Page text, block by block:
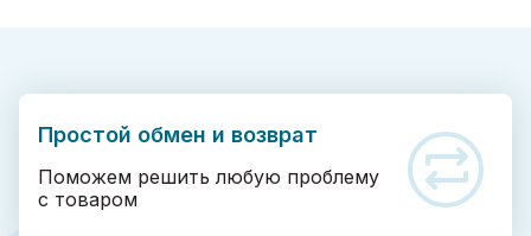
Простой обмен и возврат
Поможем решить любую проблему
с товаром